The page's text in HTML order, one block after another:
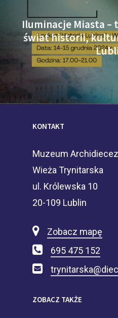
Iluminacje Miasta
świat historii,
KONTAKT
Muzeum
Wieża Trynitarska
ul. Królewska 10
20-109 Lublin
Zobacz mapę
695 475 152
ZOBACZ TAKŻE